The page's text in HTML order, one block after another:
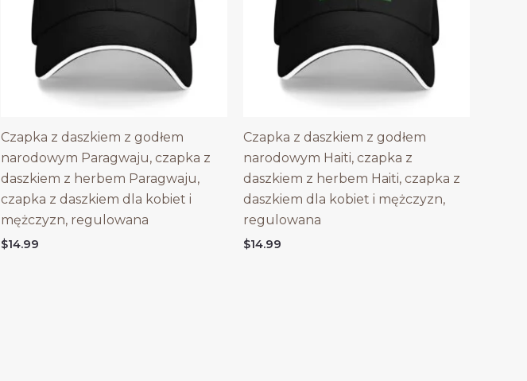
Czapka z daszkiem z godłem
narodowym Paragwaju, czapka z
daszkiem z herbem Paragwaju,
czapka z daszkiem dla kobiet i
mężczyzn, regulowana
$14.99
Czapka z daszkiem z godłem
narodowym Haiti, czapka z
daszkiem z herbem Haiti, czapka z
daszkiem dla kobiet i mężczyzn,
regulowana
$14.99